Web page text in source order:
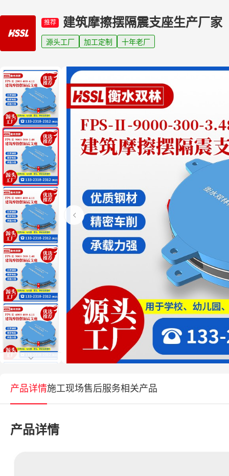
推荐 建筑摩擦摆隔震支座生产厂家
源头工厂 加工定制 十年老厂
产品详情施工现场售后服务相关产品
产品详情